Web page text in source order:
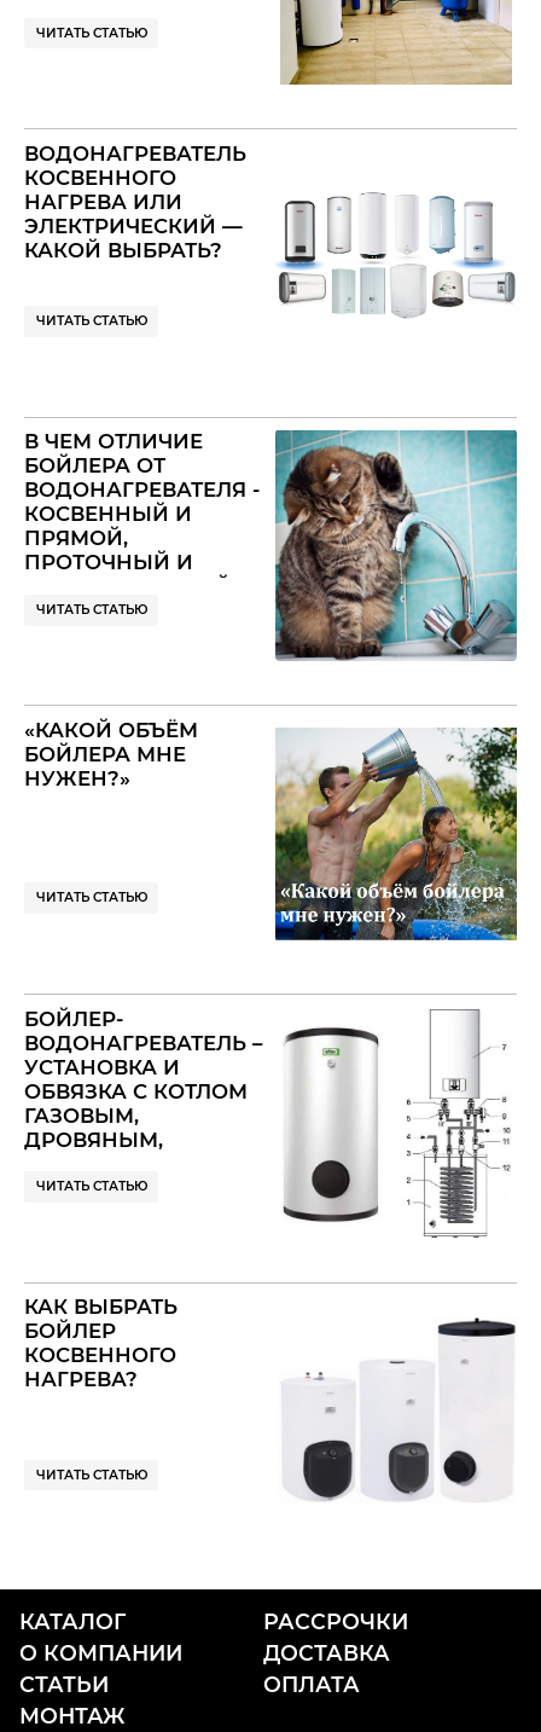
ПОДКЛЮЧЕНИЯ И
ЧИТАТЬ СТАТЬЮ
ВОДОНАГРЕВАТЕЛЬ
КОСВЕННОГО
НАГРЕВА ИЛИ
ЭЛЕКТРИЧЕСКИЙ —
КАКОЙ ВЫБРАТЬ?
ЧИТАТЬ СТАТЬЮ
В ЧЕМ ОТЛИЧИЕ
БОЙЛЕРА ОТ
ВОДОНАГРЕВАТЕЛЯ -
КОСВЕННЫЙ И
ПРЯМОЙ,
ПРОТОЧНЫЙ И
ЭЛЕКТРИЧЕСКИЙ И
РАЗЛИЧИЕ
БОЙЛЕРОВ И
ВОДОНАГРЕВАТЕЛЕЙ
ЧИТАТЬ СТАТЬЮ
«КАКОЙ ОБЪЁМ
БОЙЛЕРА МНЕ
НУЖЕН?»
ЧИТАТЬ СТАТЬЮ
БОЙЛЕР-
ВОДОНАГРЕВАТЕЛЬ –
УСТАНОВКА И
ОБВЯЗКА С КОТЛОМ
ГАЗОВЫМ,
ДРОВЯНЫМ,
(БОЙЛЕР
ЧИТАТЬ СТАТЬЮ
КАК ВЫБРАТЬ
БОЙЛЕР
КОСВЕННОГО
НАГРЕВА?
ЧИТАТЬ СТАТЬЮ
КАТАЛОГ
РАССРОЧКИ
О КОМПАНИИ
ДОСТАВКА
СТАТЬИ
ОПЛАТА
МОНТАЖ